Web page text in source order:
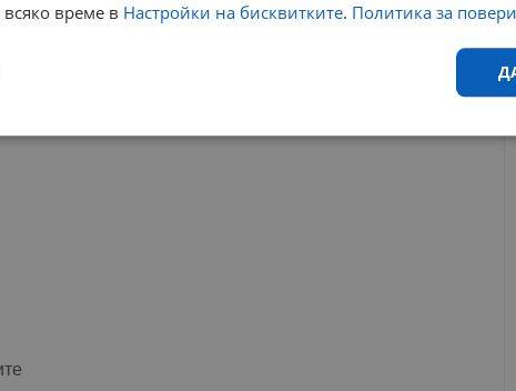
РЕКЛАМА
всяко време в Настройки на бисквитките. Политика за
Ефективност Таргетиране Функционалност
не може да се използва правилно без строго необходими бисквитки.